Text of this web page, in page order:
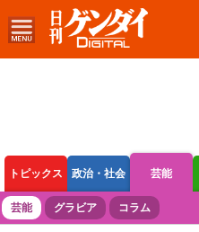
トピックス 政治・社会 芸能
ボートレース 競輪 オートレース
芸能 グラビア コラム